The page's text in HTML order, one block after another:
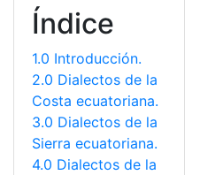
Índice
1.0 Introducción.
2.0 Dialectos de la
Costa ecuatoriana.
3.0 Dialectos de la
Sierra ecuatoriana.
4.0 Dialectos de la